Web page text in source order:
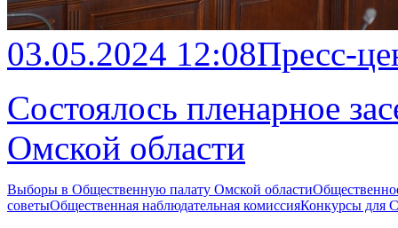
03.05.2024 12:08Пресс-
Состоялось пленарное
Омской области
Выборы в Общественную палату Омской области
советыОбщественная наблюдательная комиссияКонкурсы